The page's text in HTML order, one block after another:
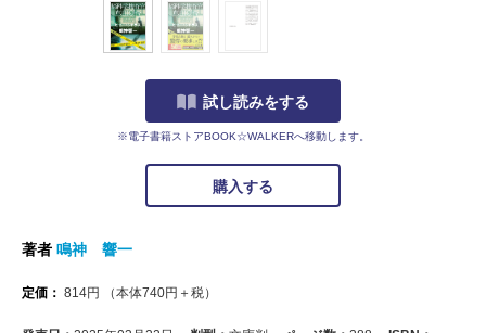
試し読みをする
※電子書籍ストアBOOK☆WALKERへ移動します。
購入する
著者 鳴神 響一
定価： 814円 （本体740円＋税）